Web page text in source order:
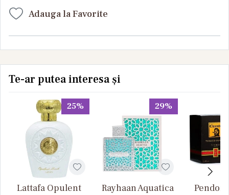
Adauga la Favorite
Te-ar putea interesa și
25%
Lattafa Opulent
29%
Rayhaan Aquatica